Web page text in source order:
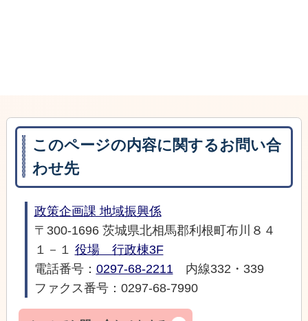
このページの内容に関するお問い合
わせ先
政策企画課 地域振興係
〒300-1696 茨城県北相馬郡利根町布川８４
１－１ 役場 行政棟3F
電話番号： 0297-68-2211内線332・339
ファクス番号：0297-68-7990